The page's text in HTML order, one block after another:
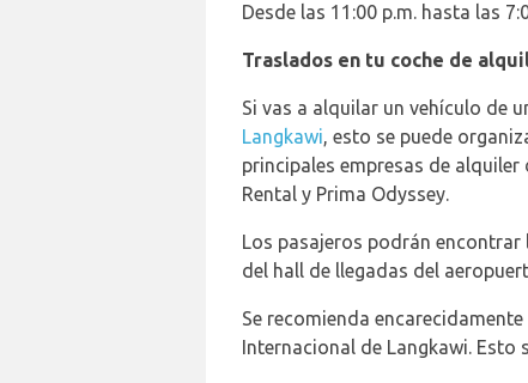
Desde las 11:00 p.m. hasta las
Traslados en tu coche de
Si vas a alquilar un vehículo de
Langkawi, esto se puede
principales empresas de alquiler
Rental y Prima Odyssey.
Los pasajeros podrán
del hall de llegadas del
Se recomienda
Internacional de Langkawi. Esto